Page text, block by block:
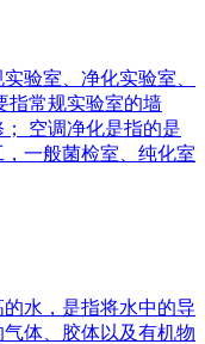
验室、净化实验室、
指常规实验室的墙
空调净化是指的是
一般菌检室、纯化室
水，是指将水中的导
体、胶体以及有机物